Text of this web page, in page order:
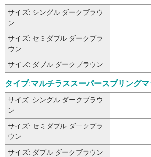
サイズ: シングル ダークブラウ
ン
サイズ: セミダブル ダークブラ
ウン
サイズ: ダブル ダークブラウン
タイプ:マルチラススーパースプリングマ
サイズ: シングル ダークブラウ
ン
サイズ: セミダブル ダークブラ
ウン
サイズ: ダブル ダークブラウン